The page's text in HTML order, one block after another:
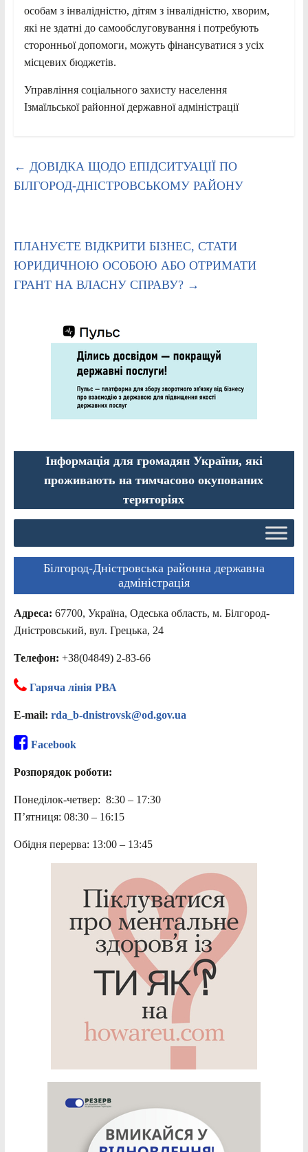
особам з інвалідністю, дітям з інвалідністю, хворим,
які не здатні до самообслуговування і потребують
сторонньої допомоги, можуть фінансуватися з усіх
місцевих бюджетів.
Управління соціального захисту населення
Ізмаїльської районної державної адміністрації
← ДОВІДКА ЩОДО ЕПІДСИТУАЦІЇ ПО
БІЛГОРОД-ДНІСТРОВСЬКОМУ РАЙОНУ
ПЛАНУЄТЕ ВІДКРИТИ БІЗНЕС, СТАТИ
ЮРИДИЧНОЮ ОСОБОЮ АБО ОТРИМАТИ
ГРАНТ НА ВЛАСНУ СПРАВУ? →
Інформація для громадян України, які
проживають на тимчасово окупованих
територіях
Білгород-Дністровська районна державна
адміністрація
Адреса: 67700, Україна, Одеська область, м. Білгород-
Дністровський, вул. Грецька, 24
Телефон: +38(04849) 2-83-66
Гаряча лінія РВА
E-mail: rda_b-dnistrovsk@od.gov.ua
Facebook
Розпорядок роботи:
Понеділок-четвер: 8:30 – 17:30
П’ятниця: 08:30 – 16:15
Обідня перерва: 13:00 – 13:45